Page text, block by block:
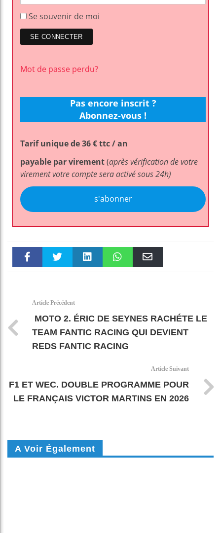
Se souvenir de moi
Mot de passe perdu?
Pas encore inscrit ?
Abonnez-vous !
Tarif unique de 36 € ttc / an
payable par virement(après vérification de votre
virement votre compte sera activé sous 24h)
s'abonner
Article Précédent
MOTO 2. ÉRIC DE SEYNES RACHÉTE LE
TEAM FANTIC RACING QUI DEVIENT
REDS FANTIC RACING
Article Suivant
F1 ET WEC. DOUBLE PROGRAMME POUR
LE FRANÇAIS VICTOR MARTINS EN 2026
A Voir Également